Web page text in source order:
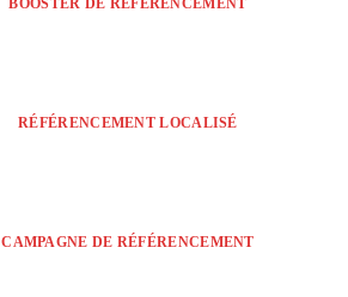
BOOSTER DE RÉFÉRENCEMENT
RÉFÉRENCEMENT LOCALISÉ
CAMPAGNE DE RÉFÉRENCEMENT